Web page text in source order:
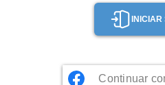
INICIAR
Continuar